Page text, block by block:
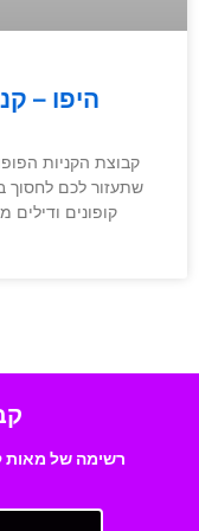
היפו –
קבוצת הקניות
שתעזור לכם לחסוך
קופונים
רשימה של מאות